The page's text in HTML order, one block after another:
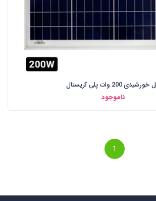
200 وات پلی کریستال
ناموجود
1